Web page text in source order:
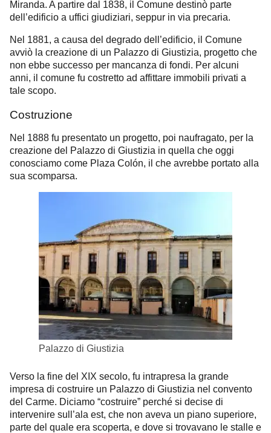
Miranda. A partire dal 1838, il Comune destinò parte
dell’edificio a uffici giudiziari, seppur in via precaria.
Nel 1881, a causa del degrado dell’edificio, il Comune
avviò la creazione di un Palazzo di Giustizia, progetto che
non ebbe successo per mancanza di fondi. Per alcuni
anni, il comune fu costretto ad affittare immobili privati a
tale scopo.
Costruzione
Nel 1888 fu presentato un progetto, poi naufragato, per la
creazione del Palazzo di Giustizia in quella che oggi
conosciamo come Plaza Colón, il che avrebbe portato alla
sua scomparsa.
Palazzo di Giustizia
Verso la fine del XIX secolo, fu intrapresa la grande
impresa di costruire un Palazzo di Giustizia nel convento
del Carme. Diciamo “costruire” perché si decise di
intervenire sull’ala est, che non aveva un piano superiore,
parte del quale era scoperta, e dove si trovavano le stalle e